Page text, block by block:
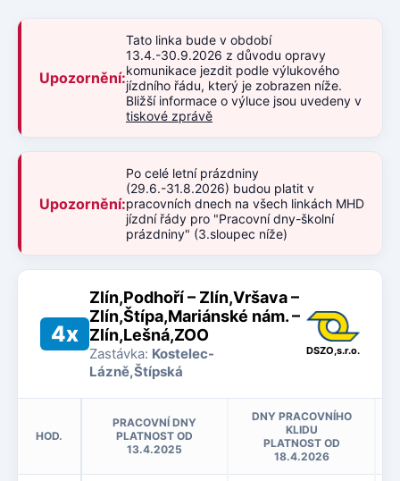
Upozornění:
Tato linka bude v období
13.4.-30.9.2026 z důvodu opravy
komunikace jezdit podle výlukového
jízdního řádu, který je zobrazen níže.
Bližší informace o výluce jsou uvedeny v
tiskové zprávě
Upozornění:
Po celé letní prázdniny
(29.6.-31.8.2026) budou platit v
pracovních dnech na všech linkách MHD
jízdní řády pro "Pracovní dny-školní
prázdniny" (3.sloupec níže)
4x
Zlín,Podhoří – Zlín,Vršava –
Zlín,Štípa,Mariánské nám. –
Zlín,Lešná,ZOO
Zastávka: Kostelec-
Lázně,Štípská
DSZO,s.r.o.
HOD.
PRACOVNÍ DNY
PLATNOST OD
13.4.2025
DNY PRACOVNÍHO
KLIDU
PLATNOST OD
18.4.2026